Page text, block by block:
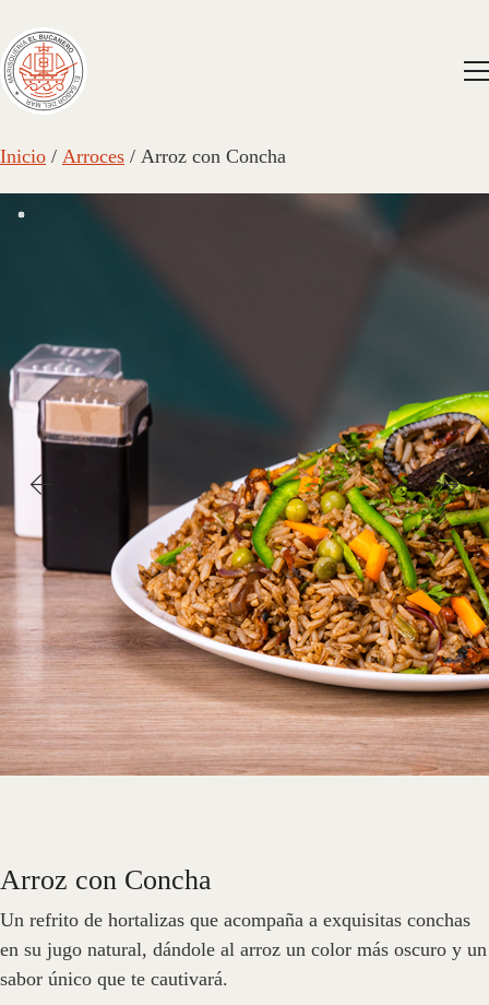
Inicio / Arroces / Arroz con Concha
Arroz con Concha
Un refrito de hortalizas que acompaña a exquisitas conchas
en su jugo natural, dándole al arroz un color más oscuro y un
sabor único que te cautivará.